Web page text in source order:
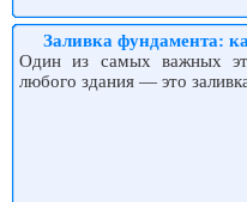
Заливка фундамента:
Один из самых важных
любого здания — это